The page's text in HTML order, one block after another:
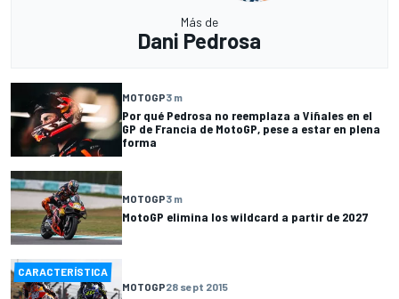
Más de
Dani Pedrosa
MOTOGP3 m
Por qué Pedrosa no reemplaza a Viñales en el
GP de Francia de MotoGP, pese a estar en plena
forma
MOTOGP3 m
MotoGP elimina los wildcard a partir de 2027
CARACTERÍSTICA
MOTOGP28 sept 2015